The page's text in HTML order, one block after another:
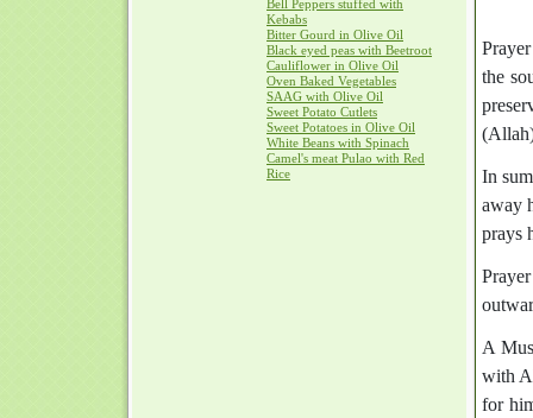
Bell Peppers stuffed with
Kebabs
Bitter Gourd in Olive Oil
Black eyed peas with Beetroot
Cauliflower in Olive Oil
Oven Baked Vegetables
SAAG with Olive Oil
Sweet Potato Cutlets
Sweet Potatoes in Olive Oil
White Beans with Spinach
Camel's meat Pulao with Red
Rice
the
In
away
prays
A
with
for